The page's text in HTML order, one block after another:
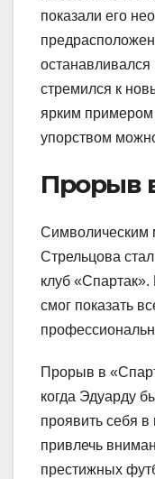
показали его
останавливался
стремился к
ярким примером
упорством
Прорыв
Символическим
Стрельцова
клуб
смог показать
Прорыв в
когда Эдуарду
проявить себя
привлечь
престижных